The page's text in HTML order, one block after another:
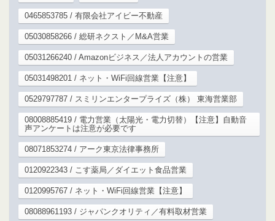
0465853785 / 有限会社アイビー不動産
05030858266 / 総研ネクスト／M&A営業
05031266240 / Amazonビジネス／法人アカウントの営業
05031498201 / ネット・WiFi回線営業【注意】
0529797787 / スミリンエンタープライズ（株） 東海営業部
08008885419 / 電力営業（太陽光・電力切替）【注意】自動音
声アンケートは注意が必要です
08071853274 / アーク東京法律事務所
0120922343 / こす薬局／ダイエット食品営業
0120995767 / ネット・WiFi回線営業【注意】
08088961193 / ジャパンクオリティ／有料取材営業